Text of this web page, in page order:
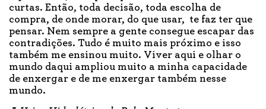
curtas. Então, toda decisão, toda escolha de
compra, de onde morar, do que usar, te faz ter que
pensar. Nem sempre a gente consegue escapar das
contradições. Tudo é muito mais próximo e isso
também me ensinou muito. Viver aqui e olhar o
mundo daqui ampliou muito a minha capacidade
de enxergar e de me enxergar também nesse
mundo.